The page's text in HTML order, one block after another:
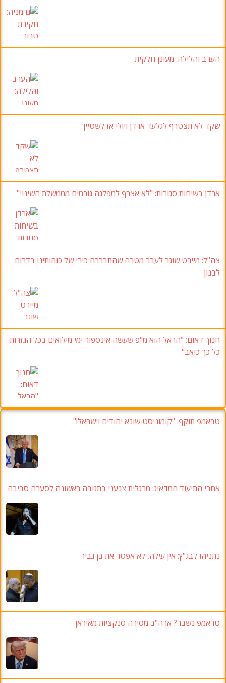
הערב והלילה: מעונן חלקית
שקד לא תצטרף לגלעד ארדן ויולי אדלשטיין
ארדן בשיחות סגורות: "לא אצרף למפלגה גורמים מממשלת השינוי"
צה"ל: מיירט שוגר לעבר מטרה שהתבררה כירי של כוחותינו בדרום
לבנון
חנוך דאום: "הראל הוא מ"פ שעשה אינספור ימי מילואים בכל הגזרות.
כל כך כואב"
טראמפ תוקף: "קומוניסט שונא יהודים וישראל!"
אחרי התיעוד המדאיג: מרגלית צנעני בתגובה ראשונה לסערה סביבה
נתניהו לבג"ץ: אין עילה, לא אפטר את בן גביר
טראמפ נשבר? ארה"ב מסירה סנקציות מאיראן